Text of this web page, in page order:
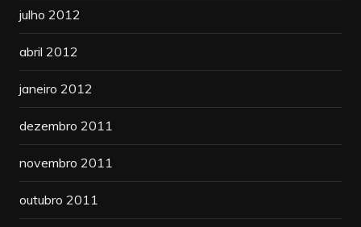
julho 2012
abril 2012
janeiro 2012
dezembro 2011
novembro 2011
outubro 2011